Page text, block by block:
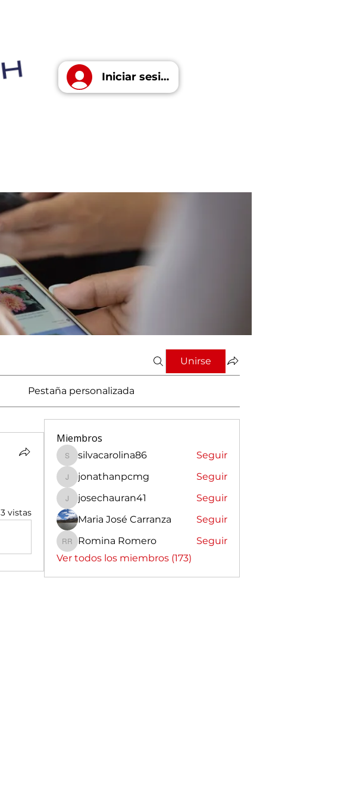
Iniciar sesión
Unirse
Pestaña personalizada
3 vistas
Miembros
silvacarolina86
silvacarolina86 Seguir
jonathanpcmg
jonathanpcmg Seguir
josechauran41
josechauran41
Seguir
Maria José Carranza
Seguir
Romina Romero
Romina Romero
Seguir
Ver todos los miembros (173)